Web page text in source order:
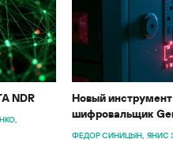
NDR
Новый
шифровальщик
ФЕДОР СИНИЦЫН ЯНИС